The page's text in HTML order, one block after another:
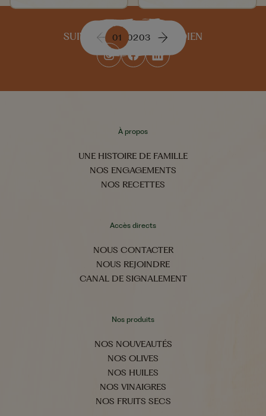
01 0203
SUIVEZ-NOUS AU QUOTIDIEN
À propos
UNE HISTOIRE DE FAMILLE
NOS ENGAGEMENTS
NOS RECETTES
Accès directs
NOUS CONTACTER
NOUS REJOINDRE
CANAL DE SIGNALEMENT
Nos produits
NOS NOUVEAUTÉS
NOS OLIVES
NOS HUILES
NOS VINAIGRES
NOS FRUITS SECS